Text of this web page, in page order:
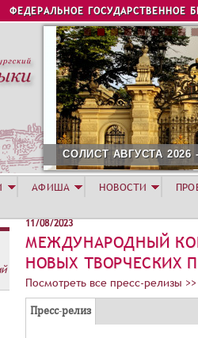
to navigation
ФЕДЕРАЛЬНОЕ ГОСУДАРСТВЕННОЕ
СОЛИСТ АВГУСТА 2026
11/08/2023
МЕЖДУНАРОДНЫЙ
НОВЫХ ТВОРЧЕСКИХ
Посмотреть все пресс-релизы >>
Г
Пресс-релиз(
а
АФИША НОВОСТИ